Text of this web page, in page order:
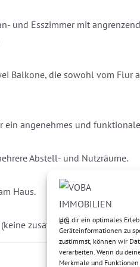
Um dir ein optimales
Geräteinformationen zu
zustimmst, können wir
verarbeiten. Wenn du
Merkmale und
und Esszimmer mit
Balkone, die sowohl vom Flur
angenehmes und
Abstell- und Nutzräume.
Haus.
zusätzliche